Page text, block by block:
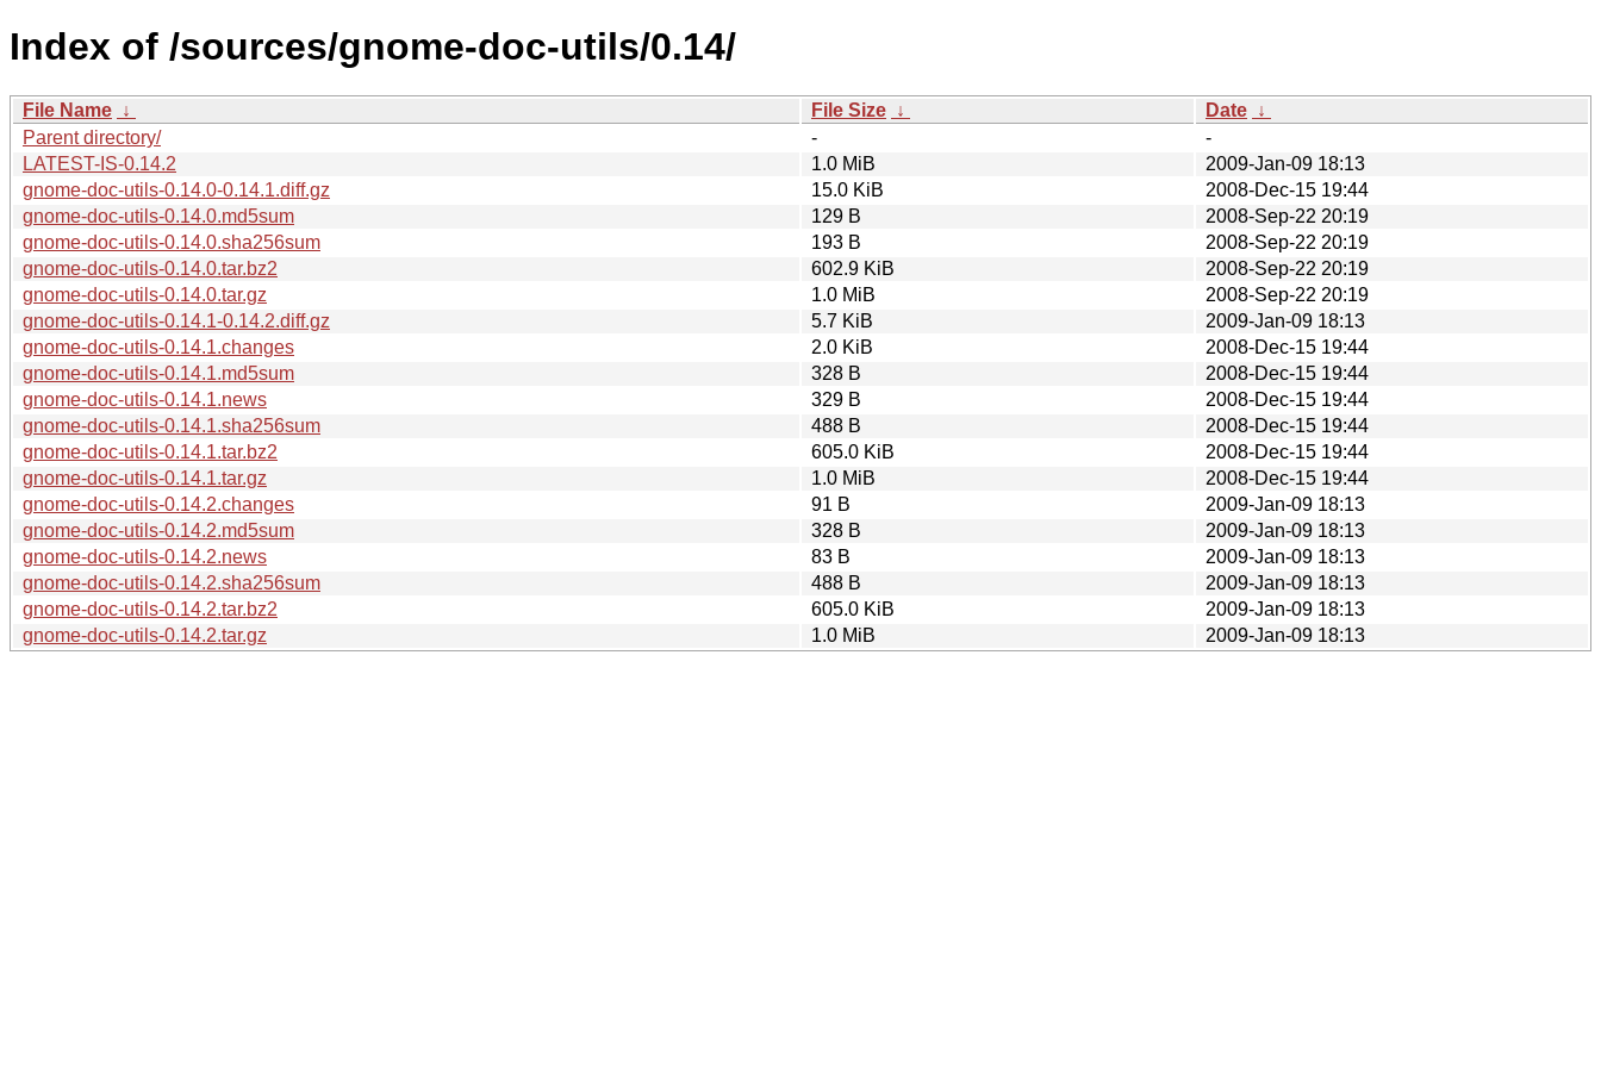
Index of /sources/gnome-doc-utils/0.14/
File Name ↓ File Size ↓ Date ↓
Parent directory/
-
-
LATEST-IS-0.14.2
1.0 MiB
2009-Jan-09 18:13
gnome-doc-utils-0.14.0-0.14.1.diff.gz
15.0 KiB
2008-Dec-15 19:44
gnome-doc-utils-0.14.0.md5sum
129 B
2008-Sep-22 20:19
gnome-doc-utils-0.14.0.sha256sum
193 B
2008-Sep-22 20:19
gnome-doc-utils-0.14.0.tar.bz2
602.9 KiB
2008-Sep-22 20:19
gnome-doc-utils-0.14.0.tar.gz
1.0 MiB
2008-Sep-22 20:19
gnome-doc-utils-0.14.1-0.14.2.diff.gz
5.7 KiB
2009-Jan-09 18:13
gnome-doc-utils-0.14.1.changes
2.0 KiB
2008-Dec-15 19:44
gnome-doc-utils-0.14.1.md5sum
328 B
2008-Dec-15 19:44
gnome-doc-utils-0.14.1.news
329 B
2008-Dec-15 19:44
gnome-doc-utils-0.14.1.sha256sum
488 B
2008-Dec-15 19:44
gnome-doc-utils-0.14.1.tar.bz2
605.0 KiB
2008-Dec-15 19:44
gnome-doc-utils-0.14.1.tar.gz
1.0 MiB
2008-Dec-15 19:44
gnome-doc-utils-0.14.2.changes
91 B
2009-Jan-09 18:13
gnome-doc-utils-0.14.2.md5sum
328 B
2009-Jan-09 18:13
gnome-doc-utils-0.14.2.news
83 B
2009-Jan-09 18:13
gnome-doc-utils-0.14.2.sha256sum
488 B
2009-Jan-09 18:13
gnome-doc-utils-0.14.2.tar.bz2
605.0 KiB
2009-Jan-09 18:13
gnome-doc-utils-0.14.2.tar.gz
1.0 MiB 2009-Jan-09 18:13